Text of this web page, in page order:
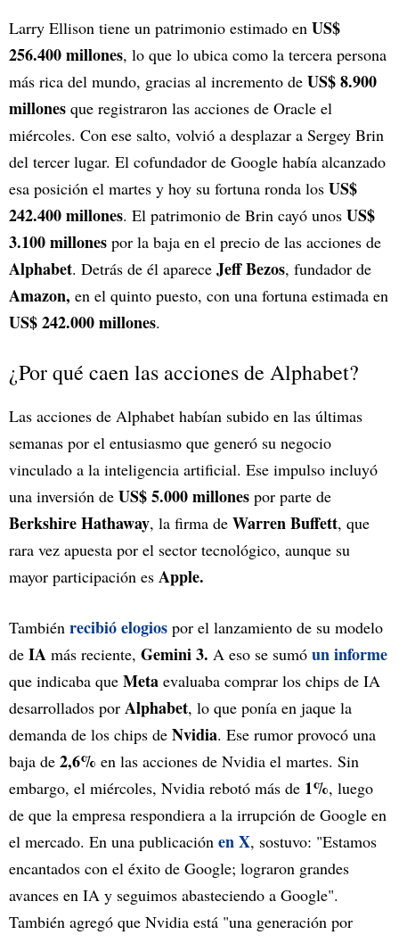
Larry Ellison tiene un patrimonio estimado en US$
256.400 millones, lo que lo ubica como la tercera persona
más rica del mundo, gracias al incremento de US$ 8.900
millones que registraron las acciones de Oracle el
miércoles. Con ese salto, volvió a desplazar a Sergey Brin
del tercer lugar. El cofundador de Google había alcanzado
esa posición el martes y hoy su fortuna ronda los US$
242.400 millones. El patrimonio de Brin cayó unos US$
3.100 millones por la baja en el precio de las acciones de
Alphabet. Detrás de él aparece Jeff Bezos, fundador de
Amazon, en el quinto puesto, con una fortuna estimada en
US$ 242.000 millones.
¿Por qué caen las acciones de Alphabet?
Las acciones de Alphabet habían subido en las últimas
semanas por el entusiasmo que generó su negocio
vinculado a la inteligencia artificial. Ese impulso incluyó
una inversión de US$ 5.000 millones por parte de
Berkshire Hathaway, la firma de Warren Buffett, que
rara vez apuesta por el sector tecnológico, aunque su
mayor participación es Apple.
También recibió elogios por el lanzamiento de su modelo
de IA más reciente, Gemini 3. A eso se sumó un informe
que indicaba que Meta evaluaba comprar los chips de IA
desarrollados por Alphabet, lo que ponía en jaque la
demanda de los chips de Nvidia. Ese rumor provocó una
baja de 2,6% en las acciones de Nvidia el martes. Sin
embargo, el miércoles, Nvidia rebotó más de 1%, luego
de que la empresa respondiera a la irrupción de Google en
el mercado. En una publicación en X, sostuvo: "Estamos
encantados con el éxito de Google; lograron grandes
avances en IA y seguimos abasteciendo a Google".
También agregó que Nvidia está "una generación por